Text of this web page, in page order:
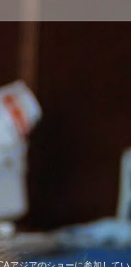
アジアのショーに参加してい